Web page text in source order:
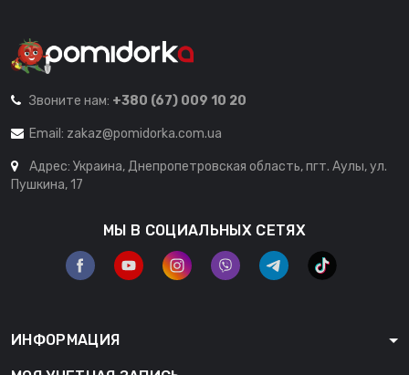
Звоните нам: +380 (67) 009 10 20
Email: zakaz@pomidorka.com.ua
Адрес: Украина, Днепропетровская область, пгт. Аулы, ул.
Пушкина, 17
МЫ В СОЦИАЛЬНЫХ СЕТЯХ
ИНФОРМАЦИЯ